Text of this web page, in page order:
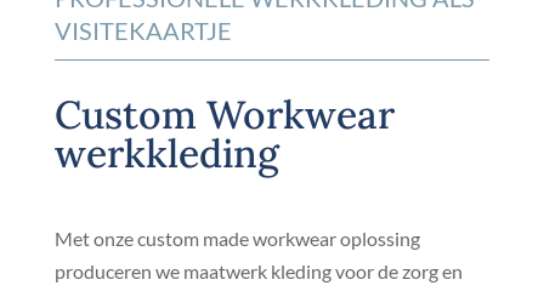
VISITEKAARTJE
Custom Workwear
werkkleding
Met onze custom made workwear oplossing
produceren we maatwerk kleding voor de zorg en